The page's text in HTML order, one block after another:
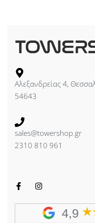
Αλεξανδρείας 4,
54643
sales@towershop.gr
2310 810 961
4,9